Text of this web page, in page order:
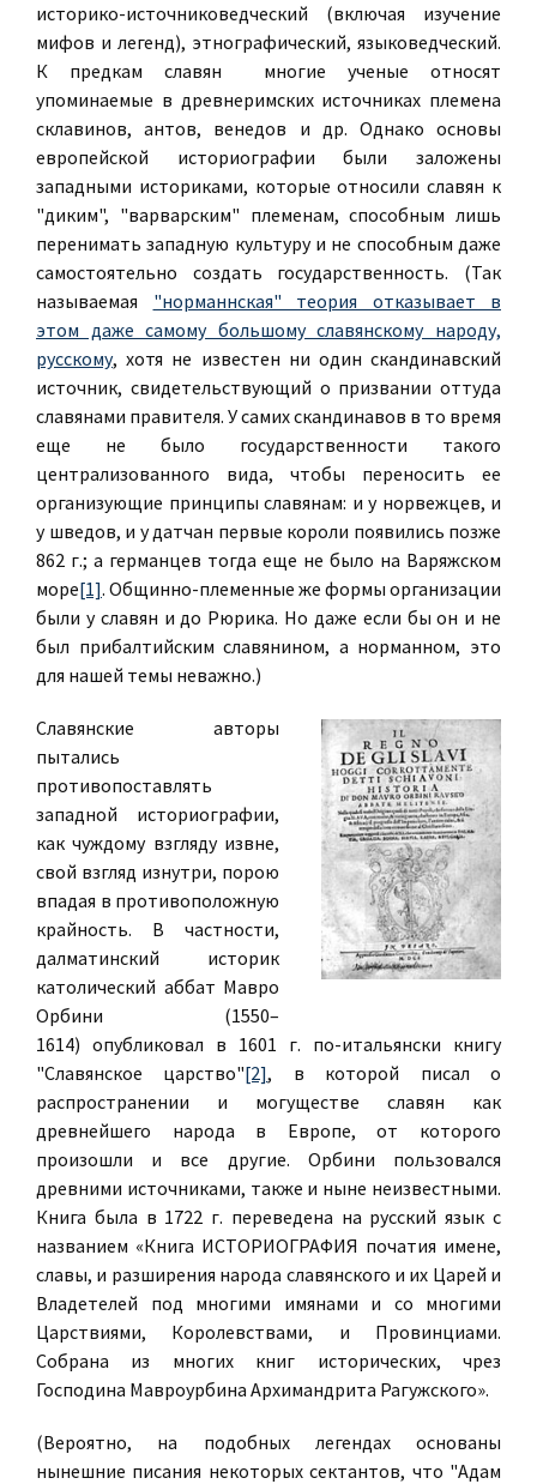
историко-источниковедческий (включая изучение
мифов и легенд), этнографический, языковедческий.
К предкам славян многие ученые относят
упоминаемые в древнеримских источниках племена
склавинов, антов, венедов и др. Однако основы
европейской историографии были заложены
западными историками, которые относили славян к
"диким", "варварским" племенам, способным лишь
перенимать западную культуру и не способным даже
самостоятельно создать государственность. (Так
называемая "норманнская" теория отказывает в
этом даже самому большому славянскому народу,
русскому, хотя не известен ни один скандинавский
источник, свидетельствующий о призвании оттуда
славянами правителя. У самих скандинавов в то время
еще не было государственности такого
централизованного вида, чтобы переносить ее
организующие принципы славянам: и у норвежцев, и
у шведов, и у датчан первые короли появились позже
862 г.; а германцев тогда еще не было на Варяжском
море[1]. Общинно-племенные же формы организации
были у славян и до Рюрика. Но даже если бы он и не
был прибалтийским славянином, а норманном, это
для нашей темы неважно.)
Славянские авторы
пытались
противопоставлять
западной историографии,
как чуждому взгляду извне,
свой взгляд изнутри, порою
впадая в противоположную
крайность. В частности,
далматинский историк
католический аббат Мавро
Орбини (1550–
1614) опубликовал в 1601 г. по-итальянски книгу
"Славянское царство"[2], в которой писал о
распространении и могуществе славян как
древнейшего народа в Европе, от которого
произошли и все другие. Орбини пользовался
древними источниками, также и ныне неизвестными.
Книга была в 1722 г. переведена на русский язык с
названием «Книга ИСТОРИОГРАФИЯ початия имене,
славы, и разширения народа славянского и их Царей и
Владетелей под многими имянами и со многими
Царствиями, Королевствами, и Провинциами.
Собрана из многих книг исторических, чрез
Господина Мавроурбина Архимандрита Рагужского».
(Вероятно, на подобных легендах основаны
нынешние писания некоторых сектантов, что "Адам